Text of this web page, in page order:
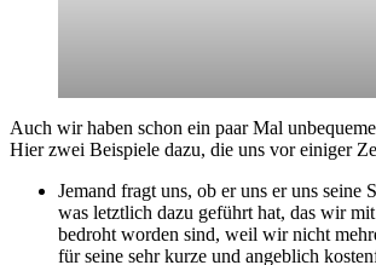
Auch wir haben schon ein paar Mal
Hier zwei Beispiele dazu, die uns vor einiger
Jemand fragt uns, ob er uns er uns seine
was letztlich dazu geführt hat, das wir
bedroht worden sind, weil wir nicht
für seine sehr kurze und angeblich